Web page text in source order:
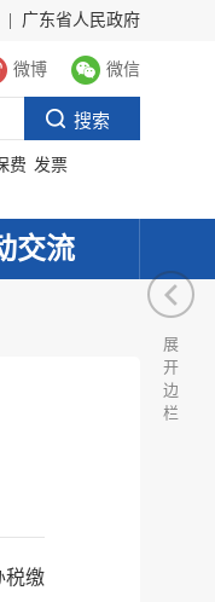
广东省人民政府
微博 微信
费 发票
交流
税缴
展
开
边
栏